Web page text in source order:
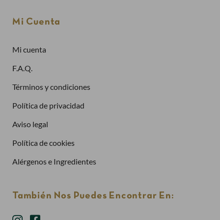
Mi Cuenta
Mi cuenta
F.A.Q.
Términos y condiciones
Política de privacidad
Aviso legal
Política de cookies
Alérgenos e Ingredientes
También Nos Puedes Encontrar En: